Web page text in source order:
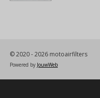
© 2020 - 2026 motoairfilters
Powered by JouwWeb